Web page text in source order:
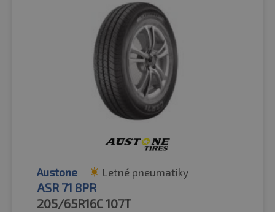
Austone Letné pneumatiky
ASR 71 8PR
205/65R16C107T